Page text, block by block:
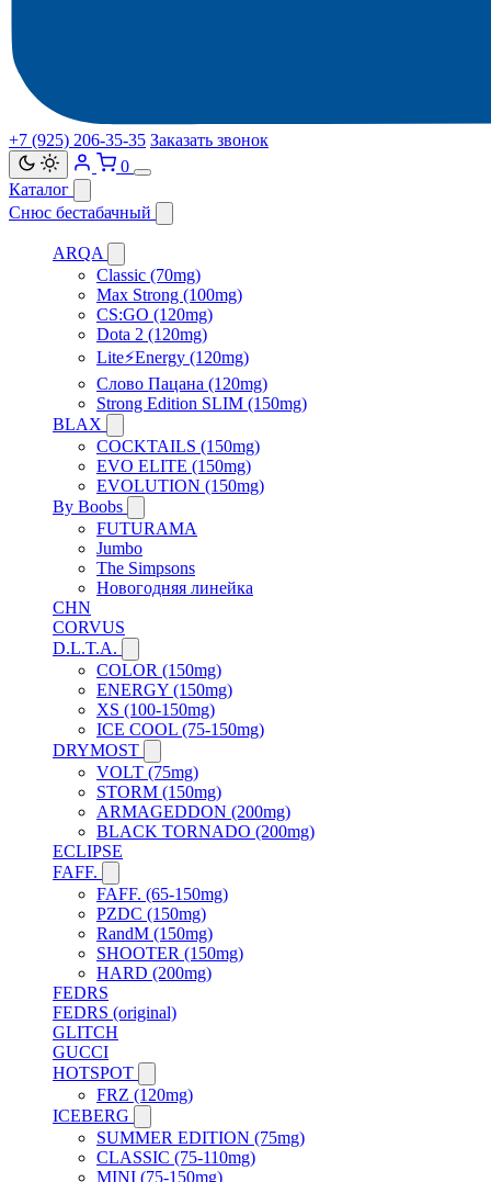
+7 (925) 206‑35‑35 Заказать звонок
0
Каталог
Снюс бестабачный
ARQA
Classic (70mg)
Max Strong (100mg)
CS:GO (120mg)
Dota 2 (120mg)
Lite⚡Energy (120mg)
Слово Пацана (120mg)
Strong Edition SLIM (150mg)
BLAX
COCKTAILS (150mg)
EVO ELITE (150mg)
EVOLUTION (150mg)
By Boobs
FUTURAMA
Jumbo
The Simpsons
Новогодняя линейка
CHN
CORVUS
D.L.T.A.
COLOR (150mg)
ENERGY (150mg)
XS (100-150mg)
ICE COOL (75-150mg)
DRYMOST
VOLT (75mg)
STORM (150mg)
ARMAGEDDON (200mg)
BLACK TORNADO (200mg)
ECLIPSE
FAFF.
FAFF. (65-150mg)
PZDC (150mg)
RandM (150mg)
SHOOTER (150mg)
HARD (200mg)
FEDRS
FEDRS (original)
GLITCH
GUCCI
HOTSPOT
FRZ (120mg)
ICEBERG
SUMMER EDITION (75mg)
CLASSIC (75-110mg)
MINI (75-150mg)